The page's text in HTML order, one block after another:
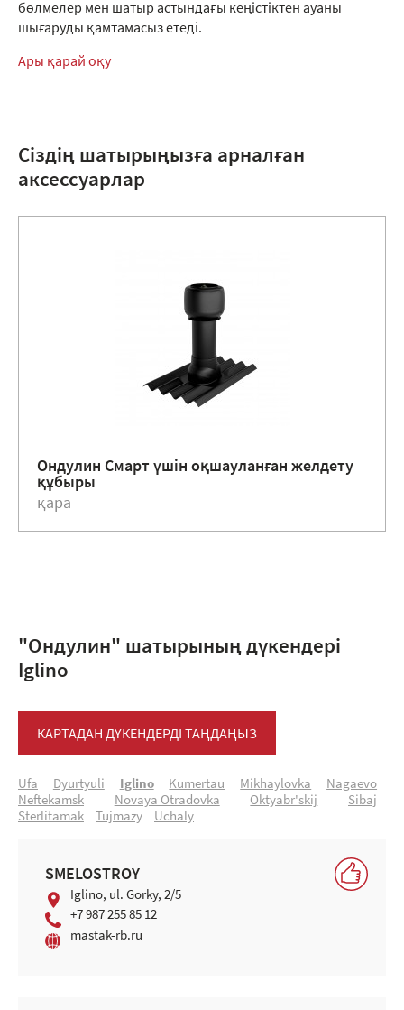
бөлмелер мен шатыр астындағы кеңістіктен ауаны
шығаруды қамтамасыз етеді.
Ары қарай оқу
Сіздің шатырыңызға арналған
аксессуарлар
Ондулин Смарт үшін оқшауланған желдету
құбыры
қара
"Ондулин" шатырының дүкендері
Iglino
КАРТАДАН ДҮКЕНДЕРДІ ТАҢДАҢЫЗ
Ufa Dyurtyuli Iglino Kumertau Mikhaylovka
Nagaevo
Neftekamsk
Novaya Otradovka Oktyabr'skij
Sibaj
Sterlitamak
Tujmazy Uchaly
SMELOSTROY
Iglino, ul. Gorky, 2/5
+7 987 255 85 12
mastak-rb.ru